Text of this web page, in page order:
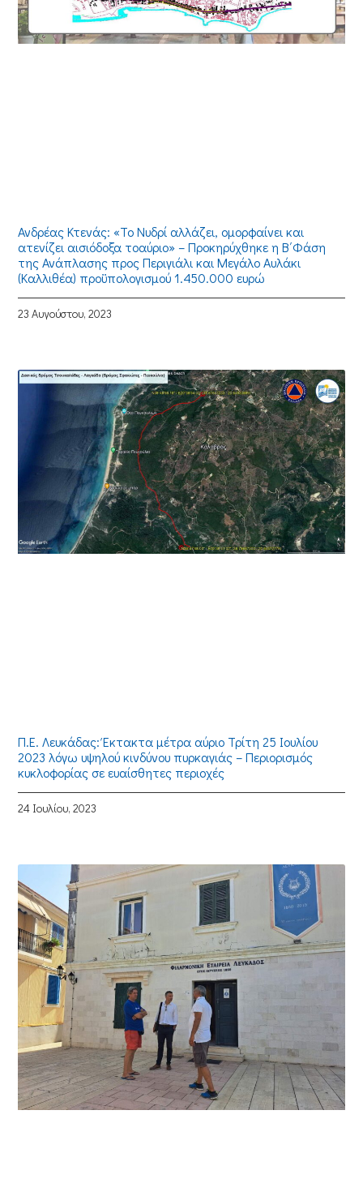
Ανδρέας Κτενάς: «Το Νυδρί αλλάζει, ομορφαίνει και
ατενίζει αισιόδοξα τοαύριο» – Προκηρύχθηκε η Β΄Φάση
της Ανάπλασης προς Περιγιάλι και Μεγάλο Αυλάκι
(Καλλιθέα) προϋπολογισμού 1.450.000 ευρώ
23 Αυγούστου, 2023
Π.Ε. Λευκάδας: Έκτακτα μέτρα αύριο Τρίτη 25 Ιουλίου
2023 λόγω υψηλού κινδύνου πυρκαγιάς – Περιορισμός
κυκλοφορίας σε ευαίσθητες περιοχές
24 Ιουλίου, 2023